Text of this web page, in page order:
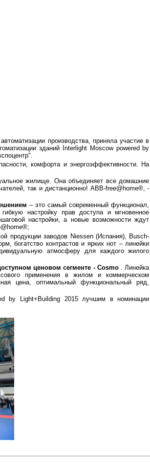
производства, приняла участие в
зданий Interlight Moscow powered by
комфорта и энергоэффективности. На
жилище. Она объединяет все домашние
так и дистанционно! ABB-free@home®, -
– это самый современный функционал,
настройку прав доступа и мгновенное
настройки, а новые возможности ждут
продукции заводов Niessen (Испания), Busch-
богатство контрастов и ярких нот – линейки
атмосферу для каждого жилого
ценовом сегменте - Cosmo
. Линейка
применения в жилом и коммерческом
цена, оптимальный функциональный ряд,
by Light+Building 2015 лучшим в номинации